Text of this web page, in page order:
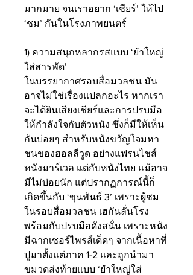
มากมาย จนเราอยาก ‘เชียร์’ ให้ไป
‘ชม’ กันในโรงภาพยนตร์
1) ความสนุกหลากรสแบบ ‘ยำใหญ่
ใส่สารพัด’
ในบรรยากาศรอบสื่อมวลชน มัน
อาจไม่ใช่เรื่องแปลกอะไร หากเรา
จะได้ยินเสียงเชียร์และการปรบมือ
ให้กำลังใจกับตัวหนัง ซึ่งก็มีให้เห็น
กันบ่อยๆ สำหรับหนังขวัญใจมหา
ชนของฮอลลีวูด อย่างแฟรนไชส์
หนังมาร์เวล แต่กับหนังไทย แม้อาจ
มีไม่บ่อยนัก แต่ปรากฏการณ์นี้ก็
เกิดขึ้นกับ ‘ขุนพันธ์ 3’ เพราะผู้ชม
ในรอบสื่อมวลชน เฮกันลั่นโรง
พร้อมกับปรบมือดังสนั่น เพราะหนัง
มีฉากเซอร์ไพรส์เด็ดๆ จากเนื้อหาที่
ปูมาตั้งแต่ภาค 1-2 และถูกนำมา
ขมวดส่งท้ายแบบ ‘ยำใหญ่ใส่